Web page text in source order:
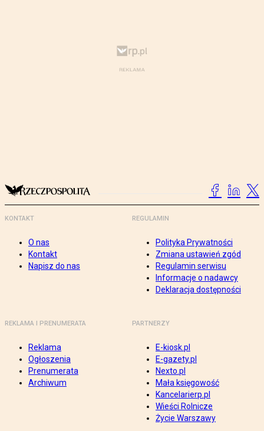
KONTAKT
O nas
Kontakt
Napisz do nas
REGULAMIN
Polityka Prywatności
Zmiana ustawień zgód
Regulamin serwisu
Informacje o nadawcy
Deklaracja dostępności
REKLAMA I PRENUMERATA
Reklama
Ogłoszenia
Prenumerata
Archiwum
PARTNERZY
E-kiosk.pl
E-gazety.pl
Nexto.pl
Mała księgowość
Kancelarierp.pl
Wieści Rolnicze
Życie Warszawy